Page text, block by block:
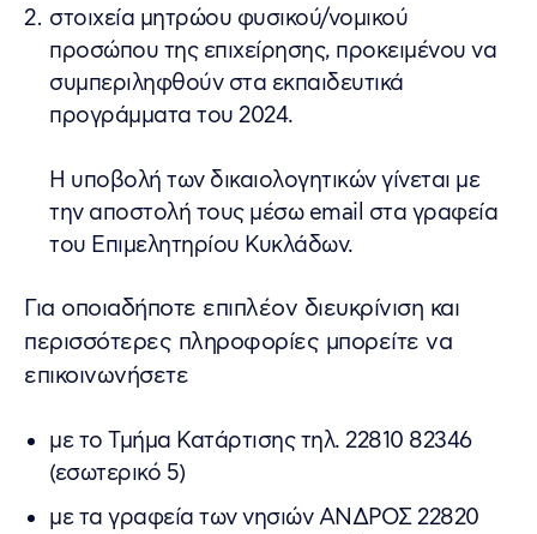
στοιχεία μητρώου φυσικού/νομικού
προσώπου της επιχείρησης, προκειμένου να
συμπεριληφθούν στα εκπαιδευτικά
προγράμματα του 2024.
Η υποβολή των δικαιολογητικών γίνεται με
την αποστολή τους μέσω email στα γραφεία
του Επιμελητηρίου Κυκλάδων.
Για οποιαδήποτε επιπλέον διευκρίνιση και
περισσότερες πληροφορίες μπορείτε να
επικοινωνήσετε
με το Τμήμα Κατάρτισης τηλ. 22810 82346
(εσωτερικό 5)
με τα γραφεία των νησιών ΑΝΔΡΟΣ 22820